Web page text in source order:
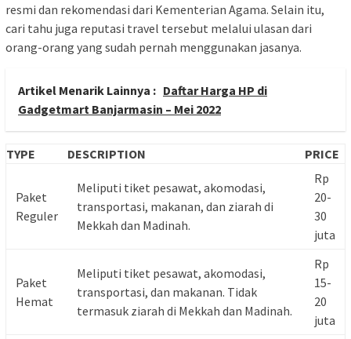
resmi dan rekomendasi dari Kementerian Agama. Selain itu,
cari tahu juga reputasi travel tersebut melalui ulasan dari
orang-orang yang sudah pernah menggunakan jasanya.
Artikel Menarik Lainnya : Daftar Harga HP di
Gadgetmart Banjarmasin – Mei 2022
TYPE DESCRIPTION PRICE
Paket
Reguler
Meliputi tiket pesawat, akomodasi,
transportasi, makanan, dan ziarah di
Mekkah dan Madinah.
Rp
20-
30
juta
Paket
Hemat
Meliputi tiket pesawat, akomodasi,
transportasi, dan makanan. Tidak
termasuk ziarah di Mekkah dan Madinah.
Rp
15-
20
juta